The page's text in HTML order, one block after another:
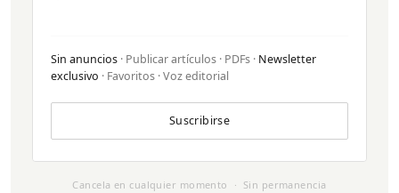
Sin anuncios · Publicar artículos · PDFs · Newsletter
exclusivo · Favoritos · Voz editorial
Suscribirse
Cancela en cualquier momento · Sin permanencia